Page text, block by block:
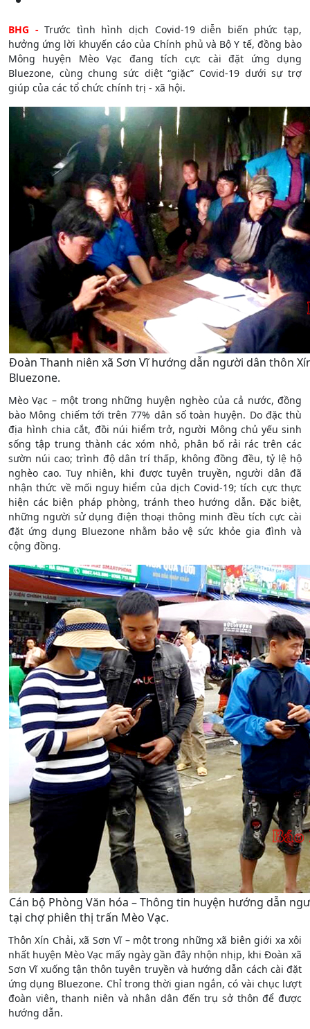
BHG -Trước tình hình dịch Covid-19 diễn biến phức tạp,
hưởng ứng lời khuyến cáo của Chính phủ và Bộ Y tế, đồng bào
Mông huyện Mèo Vạc đang tích cực cài đặt ứng dụng
Bluezone, cùng chung sức diệt “giặc” Covid-19 dưới sự trợ
giúp của các tổ chức chính trị - xã hội.
Đoàn Thanh niên xã Sơn Vĩ hướng dẫn người dân thôn
Bluezone.
Mèo Vạc – một trong những huyện nghèo của cả nước, đồng
bào Mông chiếm tới trên 77% dân số toàn huyện. Do đặc thù
địa hình chia cắt, đồi núi hiểm trở, người Mông chủ yếu sinh
sống tập trung thành các xóm nhỏ, phân bố rải rác trên các
sườn núi cao; trình độ dân trí thấp, không đồng đều, tỷ lệ hộ
nghèo cao. Tuy nhiên, khi được tuyên truyền, người dân đã
nhận thức về mối nguy hiểm của dịch Covid-19; tích cực thực
hiện các biện pháp phòng, tránh theo hướng dẫn. Đặc biệt,
những người sử dụng điện thoại thông minh đều tích cực cài
đặt ứng dụng Bluezone nhằm bảo vệ sức khỏe gia đình và
cộng đồng.
Cán bộ Phòng Văn hóa – Thông tin huyện hướng dẫn
tại chợ phiên thị trấn Mèo Vạc.
Thôn Xín Chải, xã Sơn Vĩ – một trong những xã biên giới xa xôi
nhất huyện Mèo Vạc mấy ngày gần đây nhộn nhịp, khi Đoàn xã
Sơn Vĩ xuống tận thôn tuyên truyền và hướng dẫn cách cài đặt
ứng dụng Bluezone. Chỉ trong thời gian ngắn, có vài chục lượt
đoàn viên, thanh niên và nhân dân đến trụ sở thôn để được
hướng dẫn.